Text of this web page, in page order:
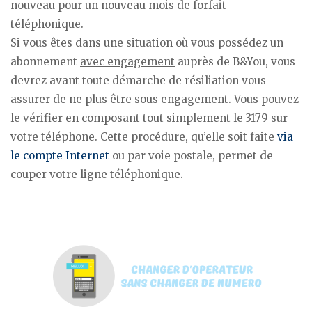
nouveau pour un nouveau mois de forfait
téléphonique.
Si vous êtes dans une situation où vous possédez un
abonnement avec engagement auprès de B&You, vous
devrez avant toute démarche de résiliation vous
assurer de ne plus être sous engagement. Vous pouvez
le vérifier en composant tout simplement le 3179 sur
votre téléphone. Cette procédure, qu’elle soit faite via
le compte Internet ou par voie postale, permet de
couper votre ligne téléphonique.